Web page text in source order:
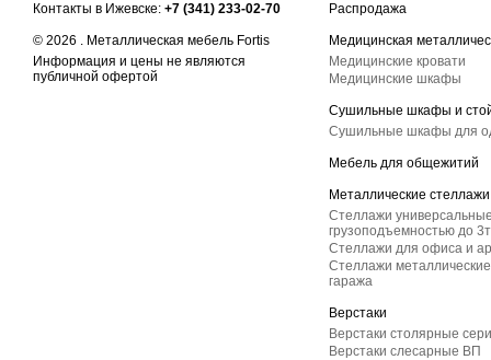
Контакты в Ижевске: +7 (341) 233-02-70
© 2026 . Металлическая мебель Fortis
Информация и цены не являются
публичной офертой
Распродажа
Медицинская
Медицинские кровати
Медицинские шкафы
Сушильные шкафы и
Сушильные шкафы для
Мебель для общежитий
Металлические стеллажи
Стеллажи
грузоподъемностью до
Стеллажи для офиса и
Стеллажи
гаража
Верстаки
Верстаки столярные
Верстаки слесарные ВП